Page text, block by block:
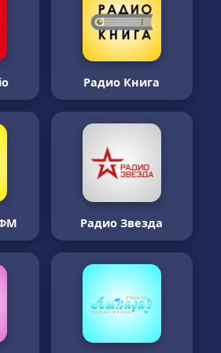
Радио Книга
Радио Звезда